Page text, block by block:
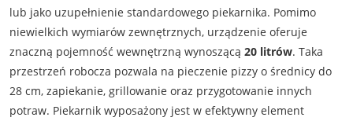
lub jako uzupełnienie standardowego piekarnika. Pomimo
niewielkich wymiarów zewnętrznych, urządzenie oferuje
znaczną pojemność wewnętrzną wynoszącą 20 litrów. Taka
przestrzeń robocza pozwala na pieczenie pizzy o średnicy do
28 cm, zapiekanie, grillowanie oraz przygotowanie innych
potraw. Piekarnik wyposażony jest w efektywny element